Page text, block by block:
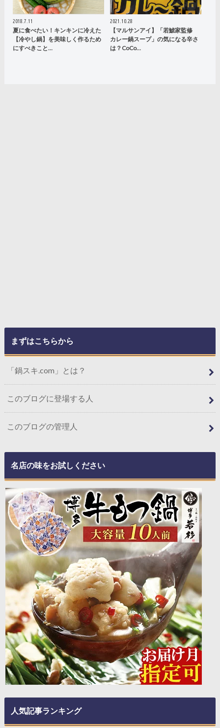
2018.7.11
夏に食べたい！キンキンに冷えた
【冷やし鍋】を美味しく作るため
にすべきこと…
2021.10.28
【マルサンアイ】「若鯱家監修
カレー鍋スープ」の気になる辛さ
は？CoCo…
まずはこちらから
「鍋スキ.com」とは？
このブログに登場する人
このブログの管理人
名店の味をお試しください
人気記事ランキング